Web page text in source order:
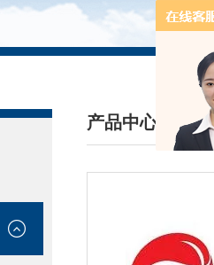
产品中心
/ PRODUCTS